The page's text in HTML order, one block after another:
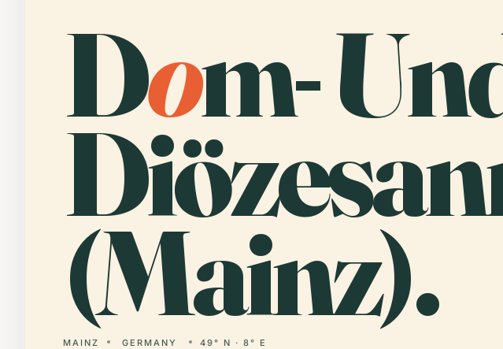
Dom-
(Mainz).
MAINZ GERMANY 49° N · 8° E